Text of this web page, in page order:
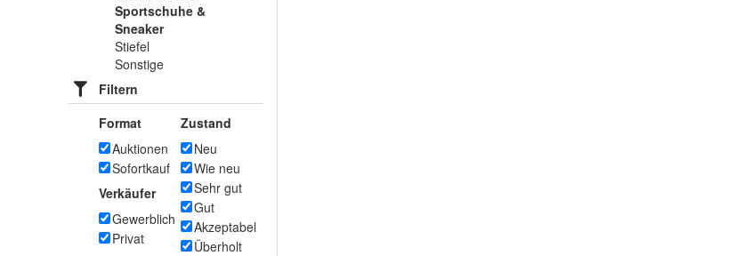
Sportschuhe &
Sneaker
Stiefel
Sonstige
Filtern
Format
Auktionen
Sofortkauf
Verkäufer
Gewerblich
Privat
Zustand
Neu
Wie neu
Sehr gut
Gut
Akzeptabel
Überholt